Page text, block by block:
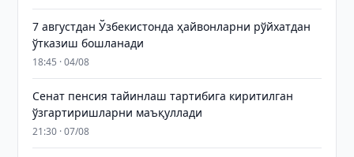
7 августдан Ўзбекистонда ҳайвонларни рўйхатдан
ўтказиш бошланади
18:45 · 04/08
Сенат пенсия тайинлаш тартибига киритилган
ўзгартиришларни маъқуллади
21:30 · 07/08